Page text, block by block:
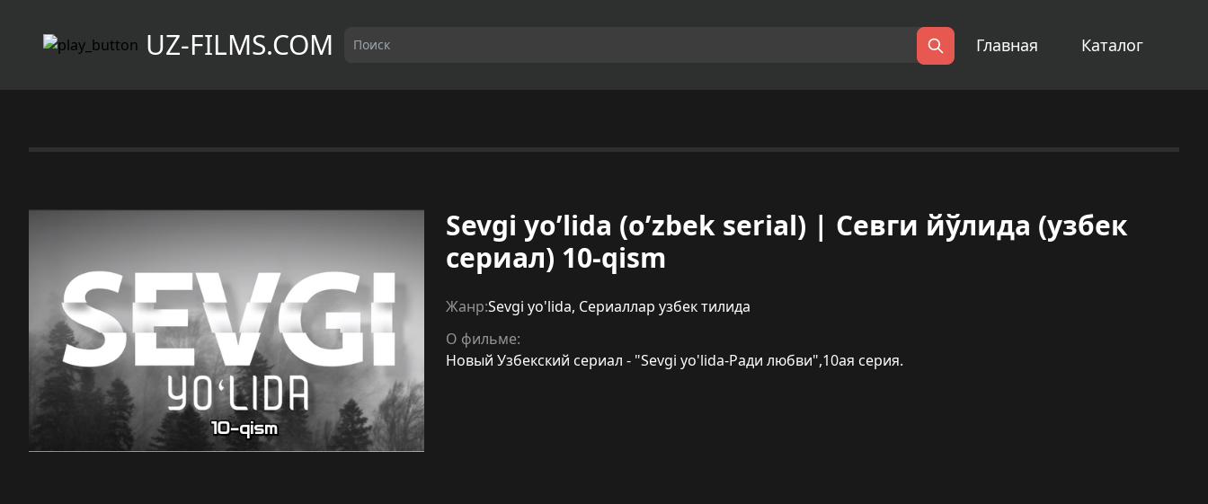
UZ-FILMS.COM Поиск
Главная Каталог
Sevgi yo’lida (o’zbek serial) | Севги йўлида (узбек
сериал) 10-qism
Жанр:Sevgi yo'lida, Сериаллар узбек тилида
О фильме:
Новый Узбекский сериал - "Sevgi yo'lida-Ради любви",10ая серия.